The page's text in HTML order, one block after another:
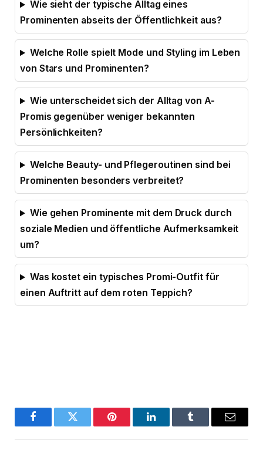
Wie sieht der typische Alltag eines
Prominenten abseits der Öffentlichkeit aus?
Welche Rolle spielt Mode und Styling im Leben
von Stars und Prominenten?
Wie unterscheidet sich der Alltag von A-
Promis gegenüber weniger bekannten
Persönlichkeiten?
Welche Beauty- und Pflegeroutinen sind bei
Prominenten besonders verbreitet?
Wie gehen Prominente mit dem Druck durch
soziale Medien und öffentliche Aufmerksamkeit
um?
Was kostet ein typisches Promi-Outfit für
einen Auftritt auf dem roten Teppich?
FacebookTwitter Pinterest LinkedInTumblr Email